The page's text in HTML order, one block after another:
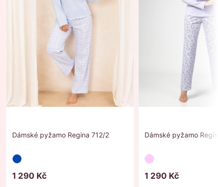
Dámské pyžamo Regina 712/2
1 290 Kč
Dámské pyžamo
1 290 Kč